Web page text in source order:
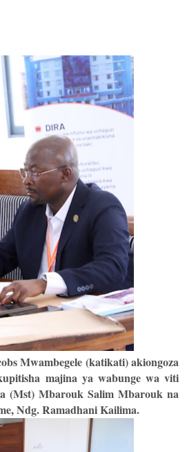
Mwambegele (katikati) akiongoza
majina ya wabunge wa viti
(Mst) Mbarouk Salim Mbarouk na
Ndg. Ramadhani Kailima.